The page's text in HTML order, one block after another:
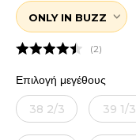
ONLY IN BUZZ
2
Επιλογή μεγέθους
38 2/3 39 1/3